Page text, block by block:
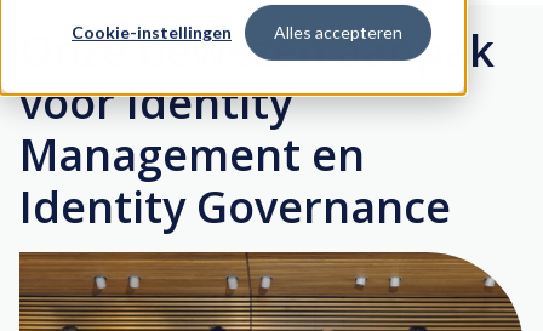
Cookie-instellingen Alles accepteren
Dynamiek van de organisatie
Digitale transformatie
First day experience
Identity Management in de cloud
Toegang onder controle
Oplossingen
Identity & Access Management
Identity Governance & Administration
Customer Identity & Access Management
Identity Management-integratie
Snelle integratie in uw IT-landschap, met minimale impact
Case studies
Over FuseLogic
Wie is FuseLogic?
Werken bij FuseLogic
Contact
Onze bewezen aanpak
voor Identity
Management en
Identity Governance